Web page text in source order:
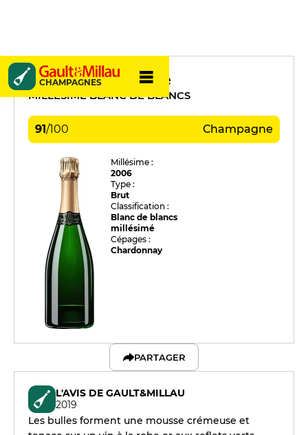
CHAMPAGNES
Chassenay d'Arce
MILLÉSIME BLANC DE BLANCS
91/100 Champagne
Millésime :
2006
Type :
Brut
Classification :
Blanc de blancs
millésimé
Cépages :
Chardonnay
PARTAGER
L'AVIS DE GAULT&MILLAU
2019
Les bulles forment une mousse crémeuse et